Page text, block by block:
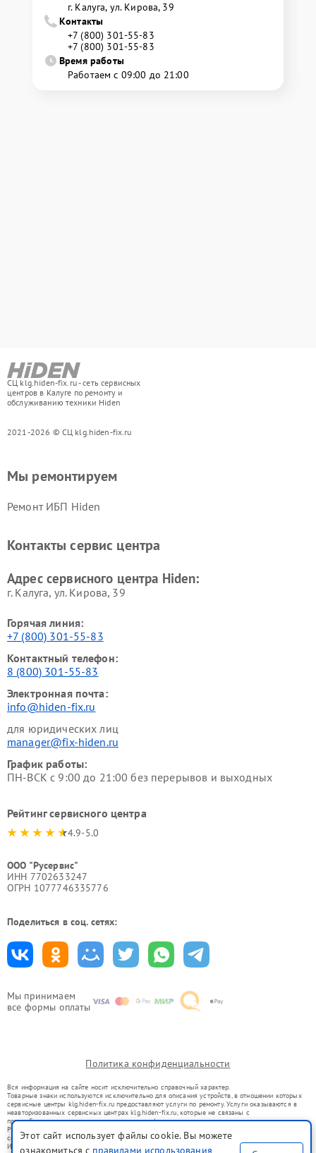
г. Калуга, ул. Кирова, 39
Контакты
+7 (800) 301-55-83
+7 (800) 301-55-83
Время работы
Работаем с 09:00 до 21:00
СЦ klg.hiden-fix.ru - сеть сервисных
центров в Калуге по ремонту и
обслуживанию техники Hiden
2021-2026 © СЦ klg.hiden-fix.ru
Мы принимаем
все формы оплаты
Мы ремонтируем
Ремонт ИБП Hiden
Контакты сервис центра
Адрес сервисного центра Hiden:
г. Калуга, ул. Кирова, 39
Горячая линия:
+7 (800) 301-55-83
Контактный телефон:
8 (800) 301-55-83
Электронная почта:
info@hiden-fix.ru
для юридических лиц
manager@fix-hiden.ru
График работы:
ПН-ВСК с 9:00 до 21:00 без перерывов и выходных
Рейтинг сервисного центра
4.9-5.0
ООО "Русервис"
ИНН 7702633247
ОГРН 1077746335776
Поделиться в соц. сетях:
Политика конфиденциальности
Вся информация на сайте носит исключительно справочный характер.
Товарные знаки используются исключительно для описания устройств, в отношении которых
сервисные центры klg.hiden-fix.ru предоставляют услуги по ремонту. Услуги оказываются в
неавторизованных сервисных центрах klg.hiden-fix.ru, которые не связаны с
правообладателями товарных знаков или их официальными представителями.
Ремонт осуществляется для устройств, уже введенных в гражданский оборот в соответствии
со статьей 1487 ГК РФ.
Использование товарных знаков не преследует цели индивидуализации услуг или введения
Этот сайт использует файлы cookie. Вы можете
ознакомиться с правилами использования